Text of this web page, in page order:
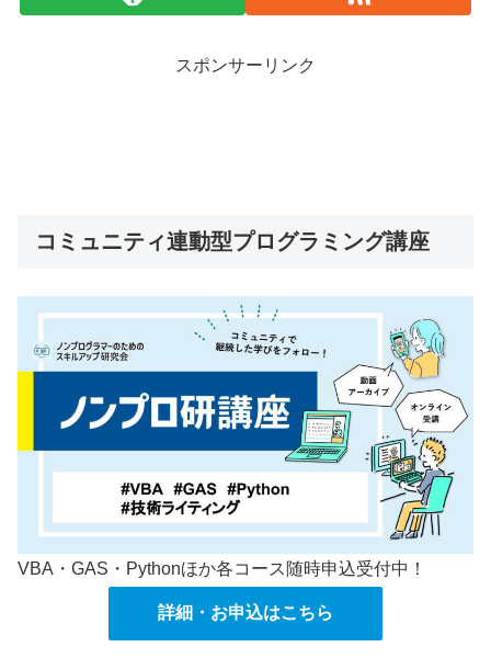
スポンサーリンク
コミュニティ連動型プログラミング講座
VBA・GAS・Pythonほか各コース随時申込受付中！
詳細・お申込はこちら